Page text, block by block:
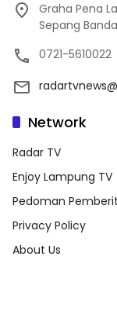
Graha Pena
Sepang
0721-5610022
Network
Radar TV
Enjoy Lampung TV
Pedoman
Privacy Policy
About Us